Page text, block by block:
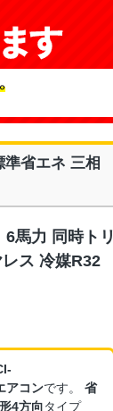
省エネ 三相
馬力 同時トリ
ス 冷媒R32
アコンです。 省
4方向タイプ